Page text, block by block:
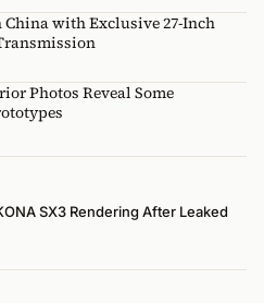
with Exclusive 27-Inch
Photos Reveal Some
SX3 Rendering After Leaked